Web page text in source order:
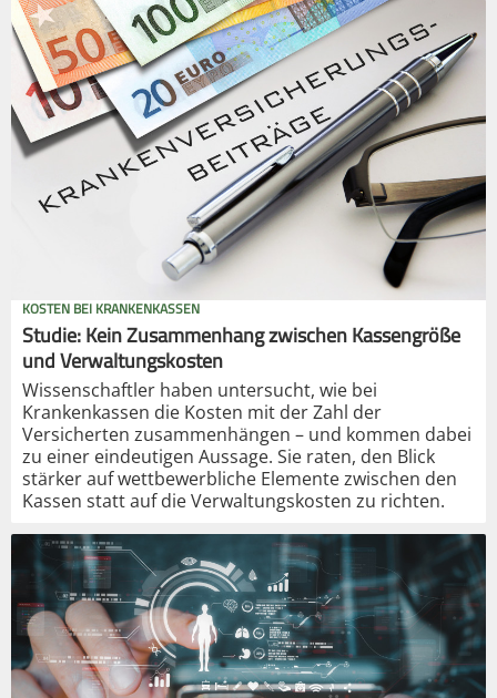
KOSTEN BEI KRANKENKASSEN
Studie: Kein Zusammenhang zwischen Kassengröße
und Verwaltungskosten
Wissenschaftler haben untersucht, wie bei
Krankenkassen die Kosten mit der Zahl der
Versicherten zusammenhängen – und kommen dabei
zu einer eindeutigen Aussage. Sie raten, den Blick
stärker auf wettbewerbliche Elemente zwischen den
Kassen statt auf die Verwaltungskosten zu richten.